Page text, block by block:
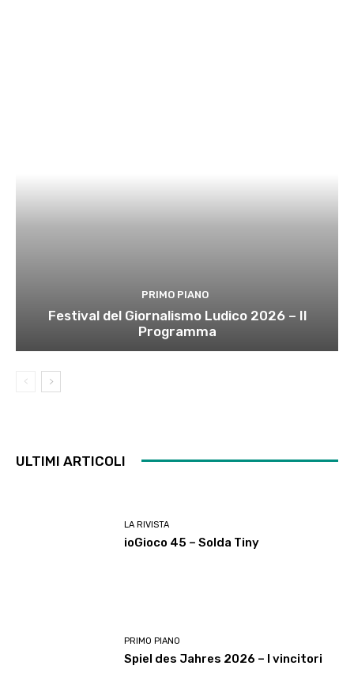
PRIMO PIANO
Festival del Giornalismo Ludico 2026 – Il
Programma
ULTIMI ARTICOLI
LA RIVISTA
ioGioco 45 – Solda Tiny
PRIMO PIANO
Spiel des Jahres 2026 – I vincitori